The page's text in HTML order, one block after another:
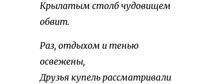
Крылатым столб чудовищем
обвит.
Раз, отдыхом и тенью
освежены,
Друзья купель рассматривали